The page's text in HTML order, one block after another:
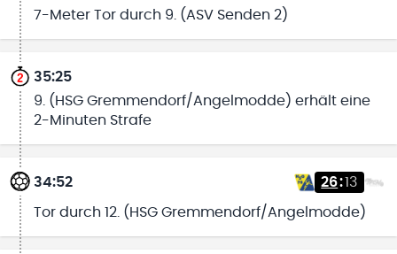
7-Meter Tor durch 9. (ASV Senden 2)
35:25
9. (HSG Gremmendorf/Angelmodde) erhält eine
2-Minuten Strafe
34:52 26:13
Tor durch 12. (HSG Gremmendorf/Angelmodde)